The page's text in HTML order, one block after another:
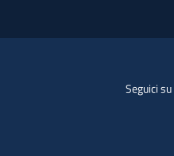
Seguici su